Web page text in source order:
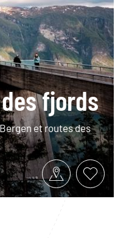
fjords
et routes des